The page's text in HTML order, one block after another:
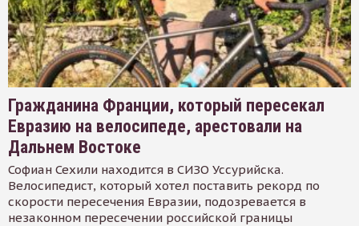
Гражданина Франции, который пересекал
Евразию на велосипеде, арестовали на
Дальнем Востоке
Софиан Сехили находится в СИЗО Уссурийска.
Велосипедист, который хотел поставить рекорд по
скорости пересечения Евразии, подозревается в
незаконном пересечении российской границы